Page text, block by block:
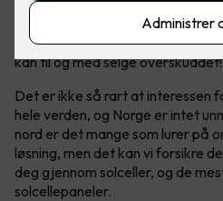
Solenergi har blitt en stadig
energikilde. Ikke bare
kan til og med selge overskuddet!
Det er ikke så rart at interessen
hele verden, og Norge er intet
nord er det mange som lurer på
løsning, men det kan vi forsikre
deg gjennom solceller, og de
solcellepaneler.